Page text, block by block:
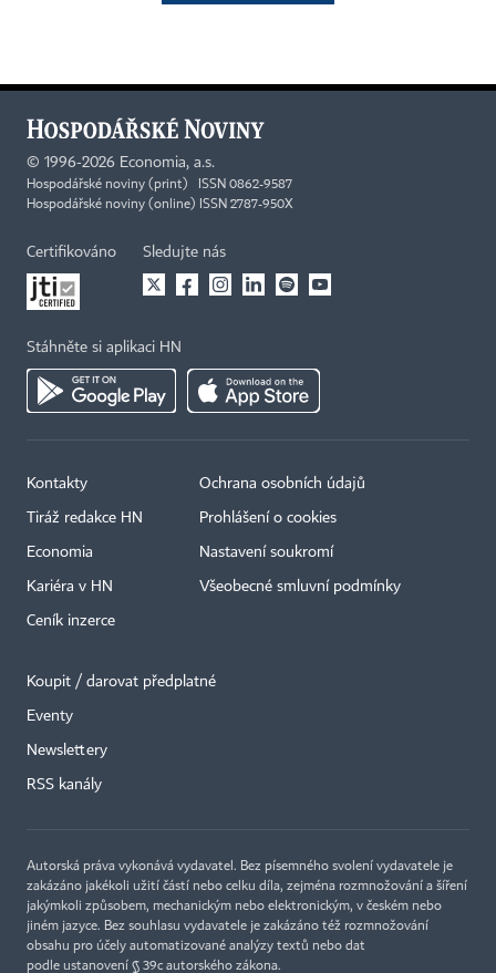
© 1996-2026 Economia, a.s.
Hospodářské noviny (print) ISSN 0862-9587
Hospodářské noviny (online) ISSN 2787-950X
Certifikováno Sledujte nás
Stáhněte si aplikaci HN
Kontakty
Tiráž redakce HN
Economia
Kariéra v HN
Ceník inzerce
Ochrana osobních údajů
Prohlášení o cookies
Nastavení soukromí
Všeobecné smluvní podmínky
Koupit / darovat předplatné
Eventy
Newslettery
RSS kanály
Autorská práva vykonává vydavatel. Bez písemného svolení vydavatele je
zakázáno jakékoli užití částí nebo celku díla, zejména rozmnožování a šíření
jakýmkoli způsobem, mechanickým nebo elektronickým, v českém nebo
jiném jazyce. Bez souhlasu vydavatele je zakázáno též rozmnožování
obsahu pro účely automatizované analýzy textů nebo dat
podle ustanovení § 39c autorského zákona.